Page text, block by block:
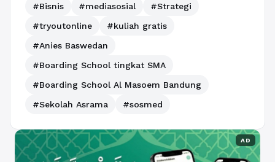
#Bisnis #mediasosial
#Strategi
#tryoutonline
#kuliah gratis
#Anies Baswedan
#Boarding School tingkat SMA
#Boarding School Al Masoem Bandung
#Sekolah Asrama
#sosmed
AD